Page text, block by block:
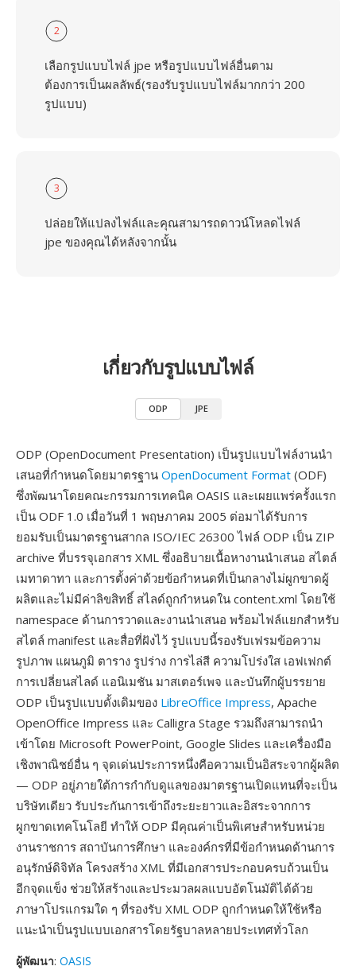
2
เลือกรูปแบบไฟล์ jpe หรือรูปแบบไฟล์อื่นตาม
ต้องการเป็นผลลัพธ์(รองรับรูปแบบไฟล์มากกว่า 200
รูปแบบ)
3
ปล่อยให้แปลงไฟล์และคุณสามารถดาวน์โหลดไฟล์
jpe ของคุณได้หลังจากนั้น
เกี่ยวกับรูปแบบไฟล์
ODP JPE
ODP (OpenDocument Presentation) เป็นรูปแบบไฟล์งานนำ
เสนอที่กำหนดโดยมาตรฐาน OpenDocument Format (ODF)
ซึ่งพัฒนาโดยคณะกรรมการเทคนิค OASIS และเผยแพร่ครั้งแรก
เป็น ODF 1.0 เมื่อวันที่ 1 พฤษภาคม 2005 ต่อมาได้รับการ
ยอมรับเป็นมาตรฐานสากล ISO/IEC 26300 ไฟล์ ODP เป็น ZIP
archive ที่บรรจุเอกสาร XML ซึ่งอธิบายเนื้อหางานนำเสนอ สไตล์
เมทาดาทา และการตั้งค่าด้วยข้อกำหนดที่เป็นกลางไม่ผูกขาดผู้
ผลิตและไม่มีค่าลิขสิทธิ์ สไลด์ถูกกำหนดใน content.xml โดยใช้
namespace ด้านการวาดและงานนำเสนอ พร้อมไฟล์แยกสำหรับ
สไตล์ manifest และสื่อที่ฝังไว้ รูปแบบนี้รองรับเฟรมข้อความ
รูปภาพ แผนภูมิ ตาราง รูปร่าง การไล่สี ความโปร่งใส เอฟเฟกต์
การเปลี่ยนสไลด์ แอนิเมชัน มาสเตอร์เพจ และบันทึกผู้บรรยาย
ODP เป็นรูปแบบดั้งเดิมของ LibreOffice Impress, Apache
OpenOffice Impress และ Calligra Stage รวมถึงสามารถนำ
เข้าโดย Microsoft PowerPoint, Google Slides และเครื่องมือ
เชิงพาณิชย์อื่น ๆ จุดเด่นประการหนึ่งคือความเป็นอิสระจากผู้ผลิต
— ODP อยู่ภายใต้การกำกับดูแลของมาตรฐานเปิดแทนที่จะเป็น
บริษัทเดียว รับประกันการเข้าถึงระยะยาวและอิสระจากการ
ผูกขาดเทคโนโลยี ทำให้ ODP มีคุณค่าเป็นพิเศษสำหรับหน่วย
งานราชการ สถาบันการศึกษา และองค์กรที่มีข้อกำหนดด้านการ
อนุรักษ์ดิจิทัล โครงสร้าง XML ที่มีเอกสารประกอบครบถ้วนเป็น
อีกจุดแข็ง ช่วยให้สร้างและประมวลผลแบบอัตโนมัติได้ด้วย
ภาษาโปรแกรมใด ๆ ที่รองรับ XML ODP ถูกกำหนดให้ใช้หรือ
แนะนำเป็นรูปแบบเอกสารโดยรัฐบาลหลายประเทศทั่วโลก
ผู้พัฒนา: OASIS